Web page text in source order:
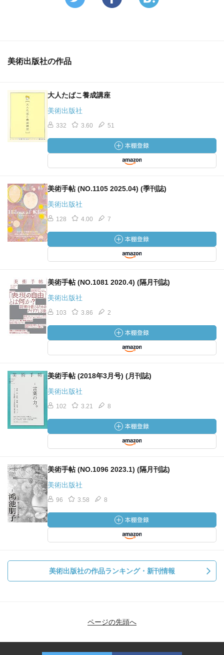
美術出版社の作品
大人たばこ養成講座
美術出版社
332 3.60 51
美術手帖 (NO.1105 2025.04) (季刊誌)
美術出版社
128 4.00 7
美術手帖 (NO.1081 2020.4) (隔月刊誌)
美術出版社
103 3.86 2
美術手帖 (2018年3月号) (月刊誌)
美術出版社
102 3.21 8
美術手帖 (NO.1096 2023.1) (隔月刊誌)
美術出版社
96 3.58 8
美術出版社の作品ランキング・新刊情報
ページの先頭へ